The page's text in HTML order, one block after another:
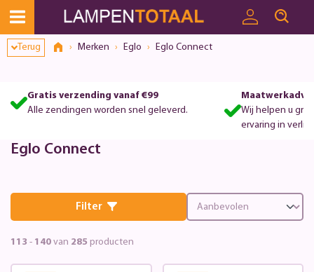
Terug Merken Eglo Eglo Connect
Gratis verzending vanaf €99
Alle zendingen worden snel geleverd.
Wij helpen u
ervaring in
Eglo Connect
Filter
113 - 140 van 285 producten